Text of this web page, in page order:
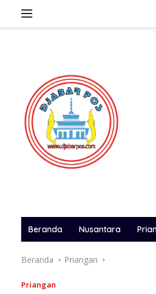
Beranda Nusantara
Beranda Priangan
Priangan